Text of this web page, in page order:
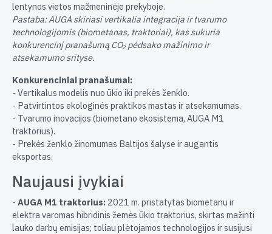
lentynos vietos mažmeninėje prekyboje.
Pastaba: AUGA skiriasi vertikalia integracija ir tvarumo
technologijomis (biometanas, traktoriai), kas sukuria
konkurencinį pranašumą CO₂ pėdsako mažinimo ir
atsekamumo srityse.
Konkurenciniai pranašumai:
- Vertikalus modelis nuo ūkio iki prekės ženklo.
- Patvirtintos ekologinės praktikos mastas ir atsekamumas.
- Tvarumo inovacijos (biometano ekosistema, AUGA M1
traktorius).
- Prekės ženklo žinomumas Baltijos šalyse ir augantis
eksportas.
Naujausi įvykiai
- AUGA M1 traktorius: 2021 m. pristatytas biometanu ir
elektra varomas hibridinis žemės ūkio traktorius, skirtas mažinti
lauko darbų emisijas; toliau plėtojamos technologijos ir susijusi